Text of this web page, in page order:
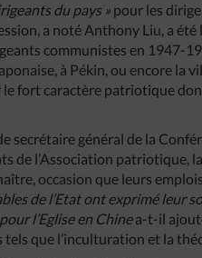
du pays » pour les
a noté Anthony Liu, a été
communistes en 1947-
à Pékin, ou encore la
fort caractère patriotique
secrétaire général de la
de l’Association patriotique,
occasion que leurs
de l’Etat ont exprimé leur
l’Eglise en Chinea-t-il
tels que l’inculturation et la